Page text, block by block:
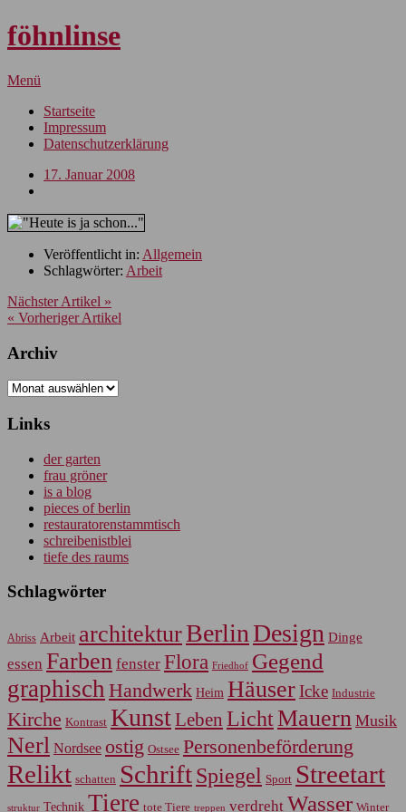
föhnlinse
Menü
Startseite
Impressum
Datenschutzerklärung
17. Januar 2008
Veröffentlicht in: Allgemein
Schlagwörter: Arbeit
Nächster Artikel »
« Vorheriger Artikel
Archiv
Archiv
Links
der garten
frau gröner
is a blog
pieces of berlin
restauratorenstammtisch
schreibenistblei
tiefe des raums
Schlagwörter
Abriss Arbeit architekturBerlin Design Dinge
essen Farben fenster Flora Friedhof Gegend
graphisch Handwerk Heim HäuserIcke Industrie
Kirche Kontrast KunstLeben LichtMauern Musik
Nerl Nordsee ostig Ostsee Personenbeförderung
Relikt schatten SchriftSpiegel Sport Streetart
struktur Technik Tiere tote Tiere treppen verdreht Wasser Winter